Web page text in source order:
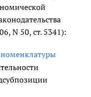
N 50, ст. 5341):
номенклатуры